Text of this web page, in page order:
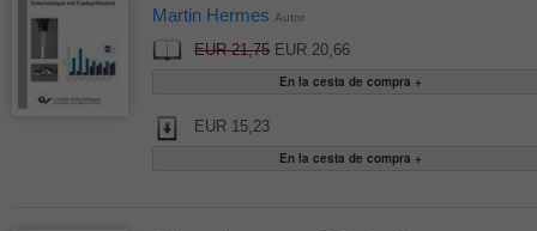
Martin Hermes Autor
EUR 21,75EUR 20,66
EUR 15,23